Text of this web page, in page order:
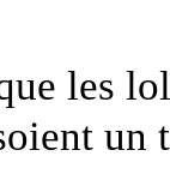
les
un